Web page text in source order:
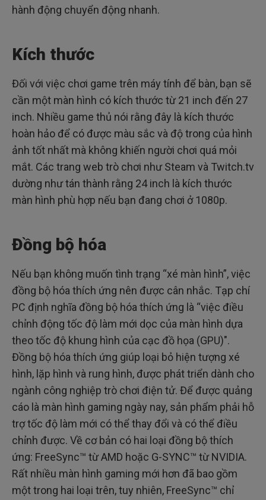
hành động chuyển động nhanh.
Kích thước
Đối với việc chơi game trên máy tính để bàn, bạn sẽ
cần một màn hình có kích thước từ 21 inch đến 27
inch. Nhiều game thủ nói rằng đây là kích thước
hoàn hảo để có được màu sắc và độ trong của hình
ảnh tốt nhất mà không khiến người chơi quá mỏi
mắt. Các trang web trò chơi như Steam và Twitch.tv
dường như tán thành rằng 24 inch là kích thước
màn hình phù hợp nếu bạn đang chơi ở 1080p.
Đồng bộ hóa
Nếu bạn không muốn tình trạng “xé màn hình”, việc
đồng bộ hóa thích ứng nên được cân nhắc. Tạp chí
PC định nghĩa đồng bộ hóa thích ứng là “việc điều
chỉnh động tốc độ làm mới dọc của màn hình dựa
theo tốc độ khung hình của cạc đồ họa (GPU)".
Đồng bộ hóa thích ứng giúp loại bỏ hiện tượng xé
hình, lặp hình và rung hình, được phát triển dành cho
ngành công nghiệp trò chơi điện tử. Để được quảng
cáo là màn hình gaming ngày nay, sản phẩm phải hỗ
trợ tốc độ làm mới có thể thay đổi và có thể điều
chỉnh được. Về cơ bản có hai loại đồng bộ thích
ứng: FreeSync™ từ AMD hoặc G-SYNC™ từ NVIDIA.
Rất nhiều màn hình gaming mới hơn đã bao gồm
một trong hai loại trên, tuy nhiên, FreeSync™ chỉ